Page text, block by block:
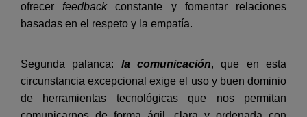
ofrecerfeedbackconstante y fomentar relaciones
basadas en el respeto y la empatía.
Segunda palanca: la comunicación, que en esta
circunstancia excepcional exige el uso y buen dominio
de herramientas tecnológicas que nos permitan